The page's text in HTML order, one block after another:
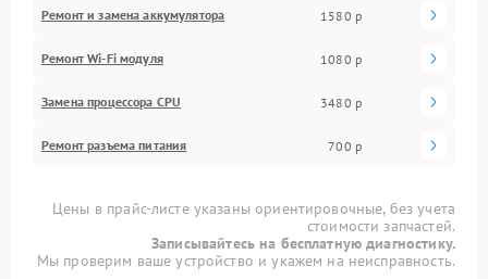
Ремонт и замена аккумулятора 1580 р
Ремонт Wi-Fi модуля 1080 р
Замена процессора CPU 3480 р
Ремонт разъема питания 700 р
Цены в прайс-листе указаны ориентировочные, без учета
стоимости запчастей.
Записывайтесь на бесплатную диагностику.
Мы проверим ваше устройство и укажем на неисправность.